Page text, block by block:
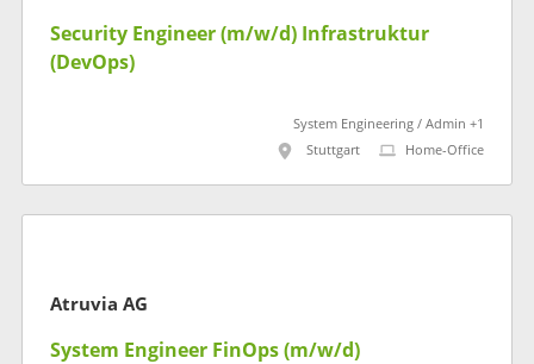
Security Engineer (m/w/d) Infrastruktur
(DevOps)
System Engineering / Admin +1
Stuttgart
Home-Office
Atruvia AG
System Engineer FinOps (m/w/d)